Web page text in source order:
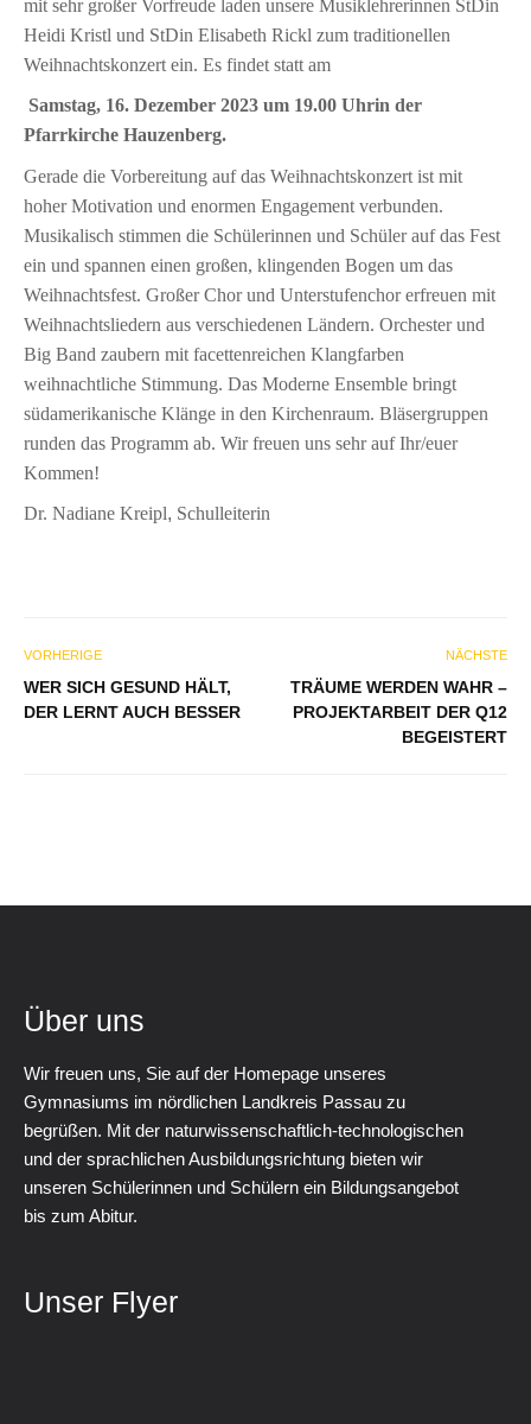
mit sehr großer Vorfreude laden unsere Musiklehrerinnen StDin
Heidi Kristl und StDin Elisabeth Rickl zum traditionellen
Weihnachtskonzert ein. Es findet statt am
Samstag, 16. Dezember 2023 um 19.00 Uhrin der
Pfarrkirche Hauzenberg.
Gerade die Vorbereitung auf das Weihnachtskonzert ist mit
hoher Motivation und enormen Engagement verbunden.
Musikalisch stimmen die Schülerinnen und Schüler auf das Fest
ein und spannen einen großen, klingenden Bogen um das
Weihnachtsfest. Großer Chor und Unterstufenchor erfreuen mit
Weihnachtsliedern aus verschiedenen Ländern. Orchester und
Big Band zaubern mit facettenreichen Klangfarben
weihnachtliche Stimmung. Das Moderne Ensemble bringt
südamerikanische Klänge in den Kirchenraum. Bläsergruppen
runden das Programm ab. Wir freuen uns sehr auf Ihr/euer
Kommen!
Dr. Nadiane Kreipl, Schulleiterin
VORHERIGE
WER SICH GESUND HÄLT,
DER LERNT AUCH BESSER
NÄCHSTE
TRÄUME WERDEN WAHR –
PROJEKTARBEIT DER Q12
BEGEISTERT
Über uns
Wir freuen uns, Sie auf der Homepage unseres
Gymnasiums im nördlichen Landkreis Passau zu
begrüßen. Mit der naturwissenschaftlich-technologischen
und der sprachlichen Ausbildungsrichtung bieten wir
unseren Schülerinnen und Schülern ein Bildungsangebot
bis zum Abitur.
Unser Flyer